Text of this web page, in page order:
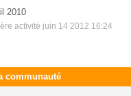
2010
activité juin 14 2012 16:24
communauté